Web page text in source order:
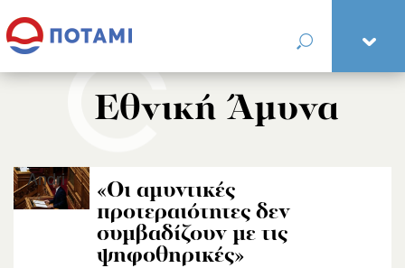
Εθνική Άμυνα
«Οι αμυντικές
προτεραιότητες δεν
συμβαδίζουν με τις
ψηφοθηρικές»
Andri